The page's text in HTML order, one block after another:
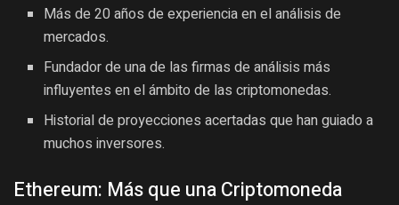
Más de 20 años de experiencia en el análisis de
mercados.
Fundador de una de las firmas de análisis más
influyentes en el ámbito de las criptomonedas.
Historial de proyecciones acertadas que han guiado a
muchos inversores.
Ethereum: Más que una Criptomoneda